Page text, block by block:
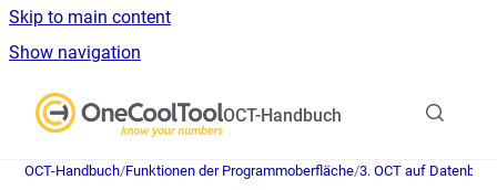
Skip to main content
Show navigation
OCT-Handbuch
OCT-Handbuch/Funktionen der Programmoberfläche/3. OCT auf